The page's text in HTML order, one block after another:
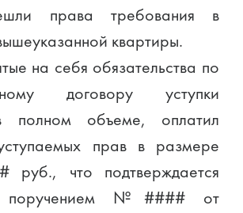
права требования в
квартиры.
на себя обязательства по
договору уступки
полном объеме, оплатил
прав в размере
руб., что подтверждается
поручением №#### от